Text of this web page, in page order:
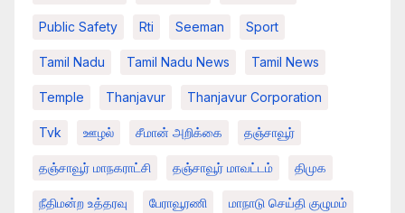
Public Safety Rti Seeman Sport
Tamil Nadu Tamil Nadu News Tamil News
Temple Thanjavur Thanjavur Corporation
Tvk ஊழல் சீமான் அறிக்கை தஞ்சாவூர்
தஞ்சாவூர் மாநகராட்சி தஞ்சாவூர் மாவட்டம் திமுக
நீதிமன்ற உத்தரவு பேராவூரணி மாநாடு செய்தி குழுமம்